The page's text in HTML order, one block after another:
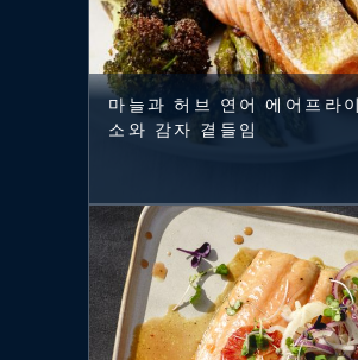
마늘과 허브 연어 에어프라
소와 감자 곁들임